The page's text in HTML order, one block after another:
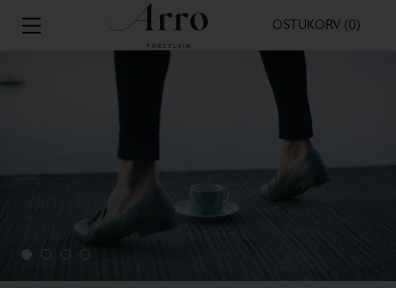
OSTUKORV (0)